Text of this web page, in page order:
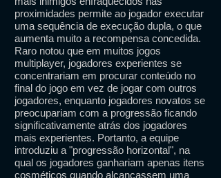
proximidades permite ao jogador executar
uma sequência de execução dupla, o que
aumenta muito a recompensa concedida.
Raro notou que em muitos jogos
multiplayer, jogadores experientes se
concentrariam em procurar conteúdo no
final do jogo em vez de jogar com outros
jogadores, enquanto jogadores novatos se
preocupariam com a progressão ficando
significativamente atrás dos jogadores
mais experientes. Portanto, a equipe
introduziu a "progressão horizontal", na
qual os jogadores ganhariam apenas itens
cosméticos quando alcançassem uma